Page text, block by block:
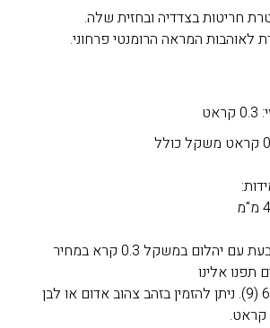
חריטות בצדדיה ובחזית שלה.
לאוהבות המראה הרומנטי פרחוני.
ניתן להזמין את הטבעת עם יהלום במשקל 0.3 קרא במחיר
*המחיר עד מידה 60 (9). ניתן להזמין בזהב צהוב אדום או לבן